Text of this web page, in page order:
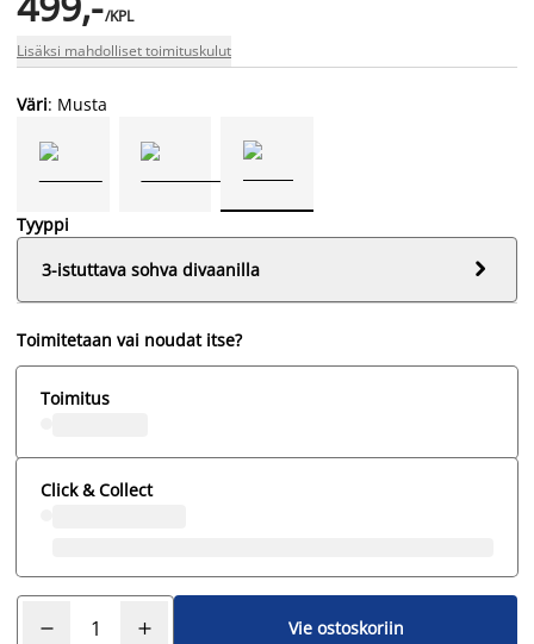
/KPL
Lisäksi mahdolliset toimituskulut
Väri: Musta
Tyyppi
3-istuttava sohva divaanilla

Toimitetaan vai noudat itse?
Toimitus
Click & Collect
Vie ostoskoriin